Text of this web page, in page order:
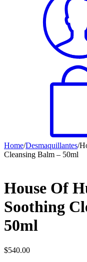
Home/Desmaquillantes/
Cleansing Balm – 50ml
House Of
Soothing
50ml
$540.00